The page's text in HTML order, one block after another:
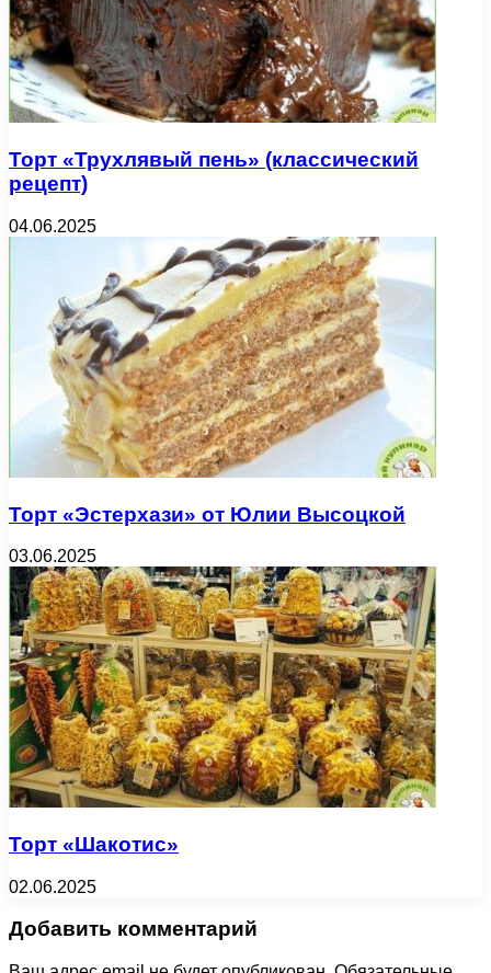
Торт «Трухлявый пень» (классический
рецепт)
04.06.2025
Торт «Эстерхази» от Юлии Высоцкой
03.06.2025
Торт «Шакотис»
02.06.2025
Добавить комментарий